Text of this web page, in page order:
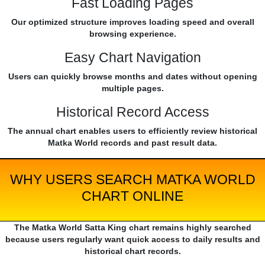
Fast Loading Pages
Our optimized structure improves loading speed and overall
browsing experience.
Easy Chart Navigation
Users can quickly browse months and dates without opening
multiple pages.
Historical Record Access
The annual chart enables users to efficiently review historical
Matka World records and past result data.
WHY USERS SEARCH MATKA WORLD
CHART ONLINE
The Matka World Satta King chart remains highly searched
because users regularly want quick access to daily results and
historical chart records.